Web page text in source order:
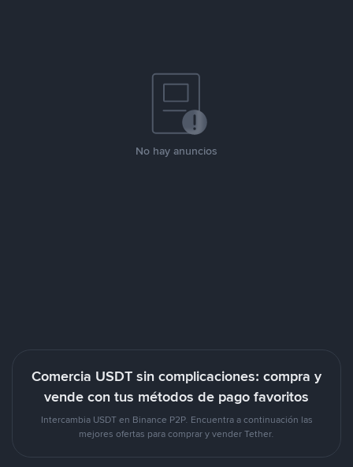
No hay anuncios
Comercia USDT sin complicaciones: compra y
vende con tus métodos de pago favoritos
Intercambia USDT en Binance P2P. Encuentra a continuación las
mejores ofertas para comprar y vender Tether.